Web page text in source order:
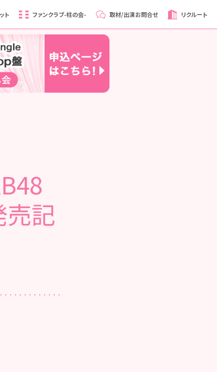
ト ファンクラブ-柱の会- 取材/出演お問合せ リクルート
売記